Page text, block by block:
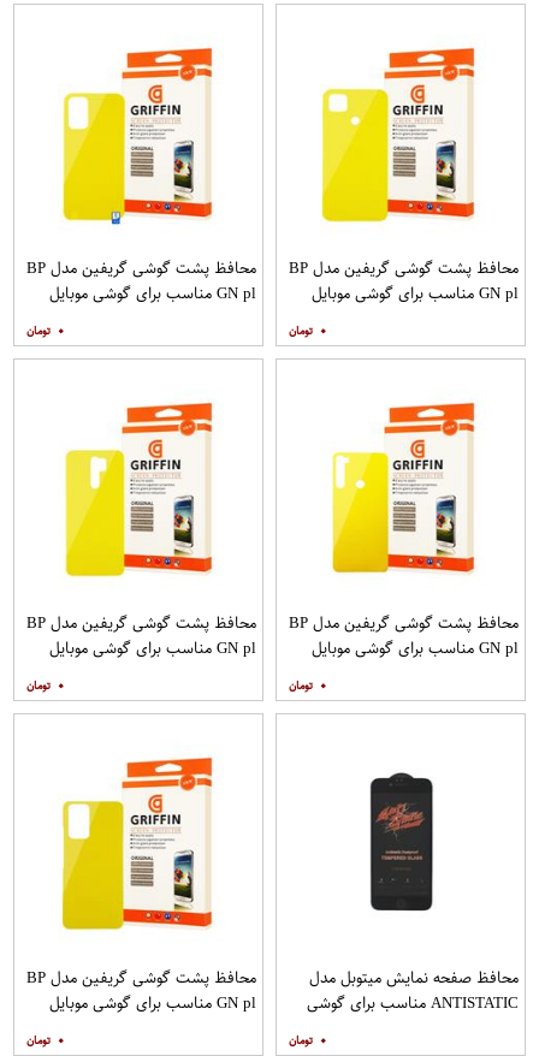
محافظ پشت گوشی گریفین مدل BP
GN pl مناسب برای گوشی موبایل
۰
محافظ پشت گوشی گریفین مدل BP
GN pl مناسب برای گوشی موبایل
۰
محافظ پشت گوشی گریفین مدل BP
GN pl مناسب برای گوشی موبایل
۰
محافظ پشت گوشی گریفین مدل BP
GN pl مناسب برای گوشی موبایل
۰
محافظ صفحه نمایش میتوبل مدل
ANTISTATIC مناسب برای گوشی
۰
محافظ پشت گوشی گریفین مدل BP
GN pl مناسب برای گوشی موبایل
۰